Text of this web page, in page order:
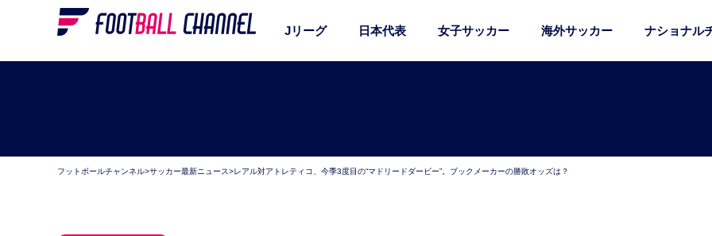
Jリーグ 日本代表 女子サッカー 海外サッカー ナショナル
フットボールチャンネル>サッカー最新ニュース>レアル対アトレティコ、今季3度目の“マドリードダービー”。ブックメーカーの勝敗オッズは？